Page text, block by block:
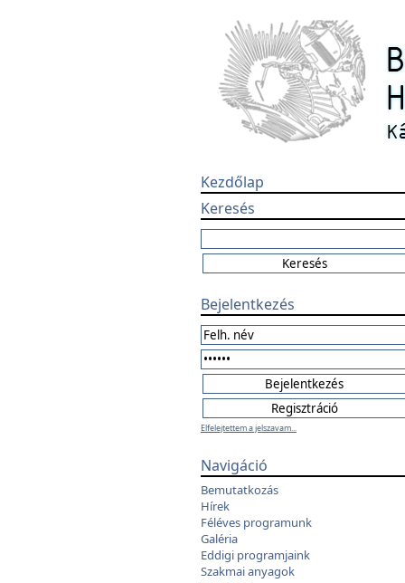
Kezdőlap
Keresés
Bejelentkezés
Elfelejtettem a jelszavam...
Navigáció
Bemutatkozás
Hírek
Féléves programunk
Galéria
Eddigi programjaink
Szakmai anyagok